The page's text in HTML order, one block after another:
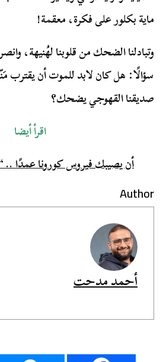
ماية بكلور على فكرة، معقمة!
وتبادلنا الضحك من قلوبنا لهُنيهة،
سؤالًا: هل كان لابد للموت أن يقترب
صديقنا القهوجي يضحك؟
اقرأ أيضا
أن يصيبك فيروس كورونا عمدًا ..
Author
أحمد مدحت